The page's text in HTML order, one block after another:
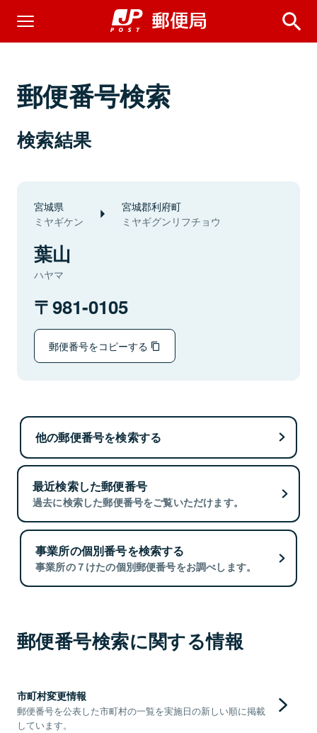
郵便番号検索
検索結果
宮城県
ミヤギケン
宮城郡利府町
ミヤギグンリフチョウ
葉山
ハヤマ
981-0105
郵便番号をコピーする
他の郵便番号を検索する
最近検索した郵便番号
過去に検索した郵便番号をご覧いただけます。
事業所の個別番号を検索する
事業所の７けたの個別郵便番号をお調べします。
郵便番号検索に関する情報
市町村変更情報
郵便番号を公表した市町村の一覧を実施日の新しい順に掲載
しています。